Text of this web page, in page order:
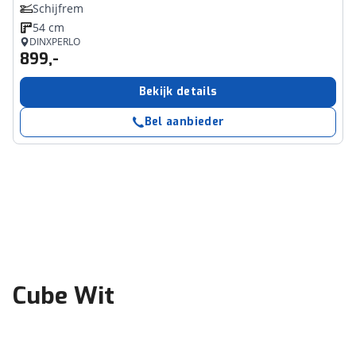
Schijfrem
54 cm
DINXPERLO
899,-
Bekijk details
Bel aanbieder
Cube Wit